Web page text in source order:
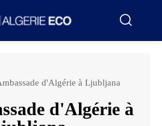
d'Algérie à Ljubljana
d'Algérie à